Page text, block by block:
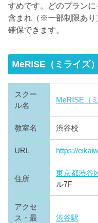
すめです。どのプラン
含まれ（※一部制限あり
確保できます。
MeRISE（ミライズ
スクー
ル名
MeRISE（
教室名 渋谷校
URL https://
住所
東京都渋谷
ル7F
アクセ
ス・最
渋谷駅